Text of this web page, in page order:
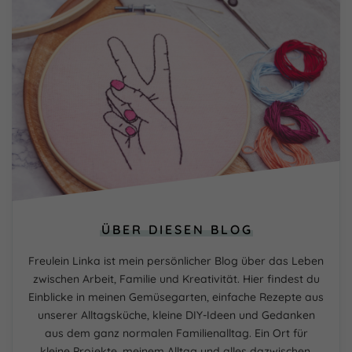
ÜBER DIESEN BLOG
Freulein Linka ist mein persönlicher Blog über das Leben
zwischen Arbeit, Familie und Kreativität. Hier findest du
Einblicke in meinen Gemüsegarten, einfache Rezepte aus
unserer Alltagsküche, kleine DIY-Ideen und Gedanken
aus dem ganz normalen Familienalltag. Ein Ort für